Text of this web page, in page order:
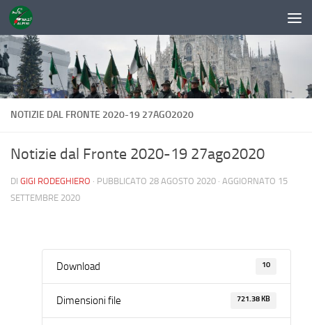
Sotto il contenuto
NOTIZIE DAL FRONTE 2020-19 27AGO2020
Notizie dal Fronte 2020-19 27ago2020
DI GIGI RODEGHIERO · PUBBLICATO 28 AGOSTO 2020 · AGGIORNATO 15
SETTEMBRE 2020
Download 10
Dimensioni file 721.38 KB